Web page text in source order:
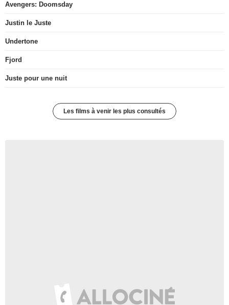
Avengers: Doomsday
Justin le Juste
Undertone
Fjord
Juste pour une nuit
Les films à venir les plus consultés